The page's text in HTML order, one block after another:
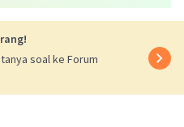
Balas
soal ke Forum